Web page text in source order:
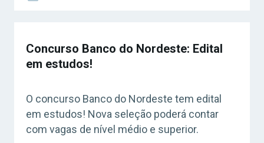
Concurso Banco do Nordeste: Edital
em estudos!
O concurso Banco do Nordeste tem edital
em estudos! Nova seleção poderá contar
com vagas de nível médio e superior.